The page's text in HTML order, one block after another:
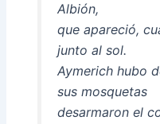
Albión,
que apareció,
junto al sol.
Aymerich hubo
sus mosquetas
desarmaron el